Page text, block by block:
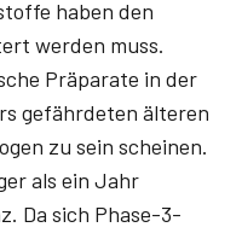
haben den
werden muss.
Präparate in der
gefährdeten älteren
zu sein scheinen.
als ein Jahr
Da sich Phase-3-